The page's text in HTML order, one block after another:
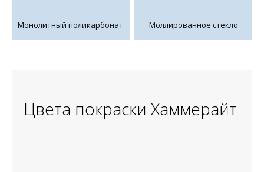
Монолитный поликарбонат Моллированное стекло
Цвета покраски Хаммерайт